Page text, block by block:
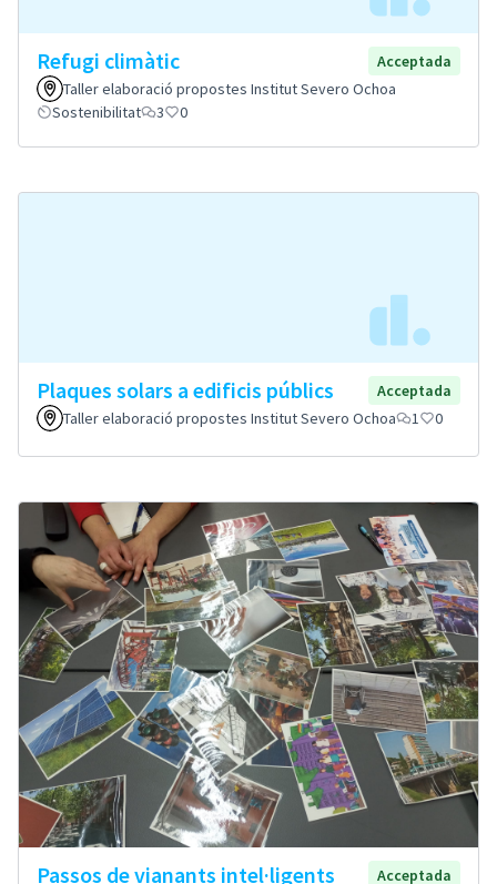
Refugi climàtic
Acceptada
Taller elaboració propostes Institut Severo Ochoa
Sostenibilitat
3 0
Plaques solars a edificis públics
Acceptada
Taller elaboració propostes Institut Severo Ochoa
1 0
Passos de vianants intel·ligents
Acceptada